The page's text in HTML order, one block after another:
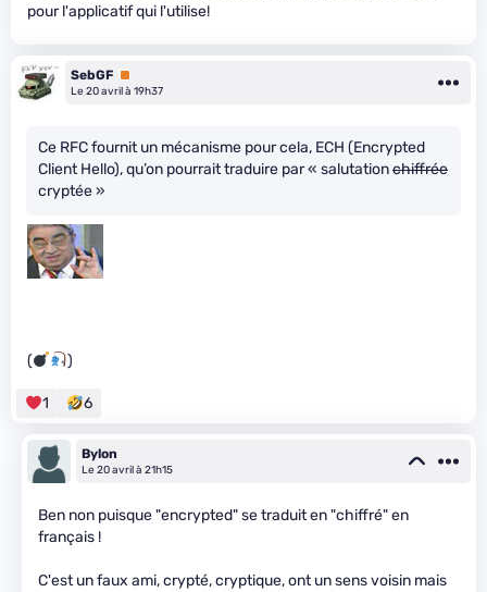
pour l'applicatif qui l'utilise!
SebGF Premium
Le 20 avril à 19h37
Ce RFC fournit un mécanisme pour cela, ECH (Encrypted
Client Hello), qu’on pourrait traduire par « salutationchiffrée
cryptée »
( )
1 6
Bylon
Le 20 avril à 21h15
Ben non puisque "encrypted" se traduit en "chiffré" en
français !
C'est un faux ami, crypté, cryptique, ont un sens voisin mais